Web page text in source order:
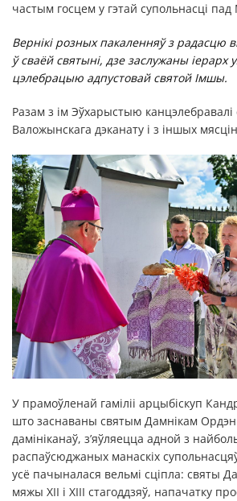
частым госцем у гэтай супольнасці пад
Вернікі розных пакаленняў з радасцю
ў сваёй святыні, дзе заслужаны іерарх
цэлебрацыю адпустовай святой Імшы.
Разам з ім Эўхарыстыю канцэлебравалі
Валожынскага дэканату і з іншых
У прамоўленай гаміліі арцыбіскуп
што заснаваны святым Дамнікам Ордэн
дамініканаў, з’яўляецца адной з
распаўсюджаных манаскіх
усё пачыналася вельмі сціпла: святы
мяжы ХІІ і XIII стагоддзяў, напачатку